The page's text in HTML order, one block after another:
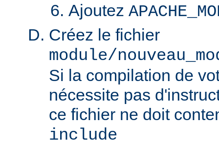
Ajoutez
Créez le fichier
module/
Si la compilation de
nécessite pas
ce fichier ne doit
include